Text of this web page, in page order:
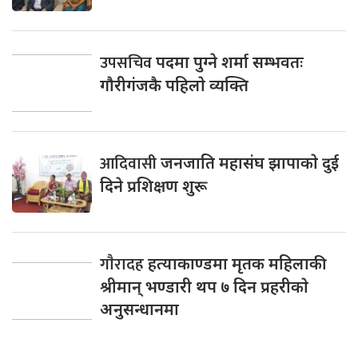
उपसचिवपदमा पुग्ने शर्मा सम्भवतः
गाैरीगंजकै पहिलाे व्यक्ति
आदिवासीजनजाति महासंघ झापाकाे दुई
दिने प्रशिक्षण शुरू
गाैरादहहत्याकाण्डमा मृतक महिलाकी
श्रीमान् भण्डारी थप ७ दिन प्रहरीकाे
अनुसन्धानमा